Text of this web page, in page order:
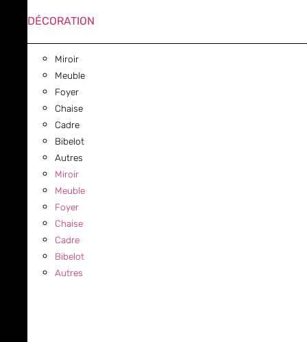
DÉCORATION
Miroir
Meuble
Foyer
Chaise
Cadre
Bibelot
Autres
Miroir
Meuble
Foyer
Chaise
Cadre
Bibelot
Autres